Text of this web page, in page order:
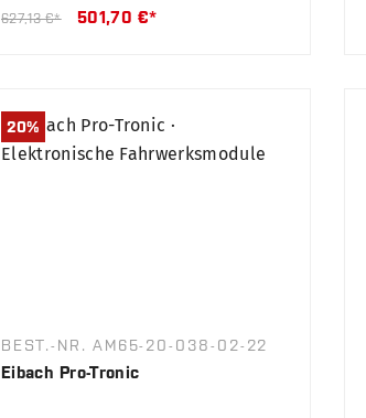
627,13 €* 501,70 €*
20%
BEST.-NR. AM65-20-038-02-22
Eibach Pro-Tronic